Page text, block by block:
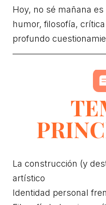
Hoy, no sé mañana
humor, filosofía,
profundo
La construcción (y
artístico
Identidad personal